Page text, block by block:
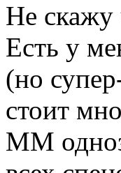
Не скажу
Есть у
(но
стоит
ММ